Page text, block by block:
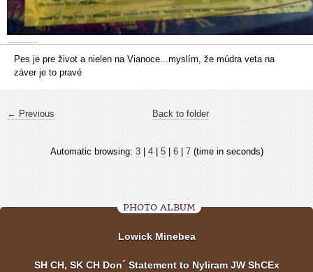
Pes je pre život a nielen na Vianoce...myslím, že múdra veta na
záver je to pravé
← Previous Back to folder
Automatic browsing: 3| 4| 5| 6| 7(time in seconds)
PHOTO ALBUM
Lowick Minebea
SH CH, SK CH Don´ Statement to Nyliram JW ShCEx